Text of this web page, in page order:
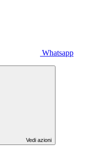
Whatsapp
Vedi azioni